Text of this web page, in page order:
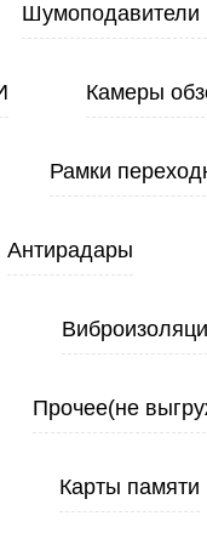
Шумоподавители
Камеры
Рамки
Антирадары
Прочее(не
Карты памяти